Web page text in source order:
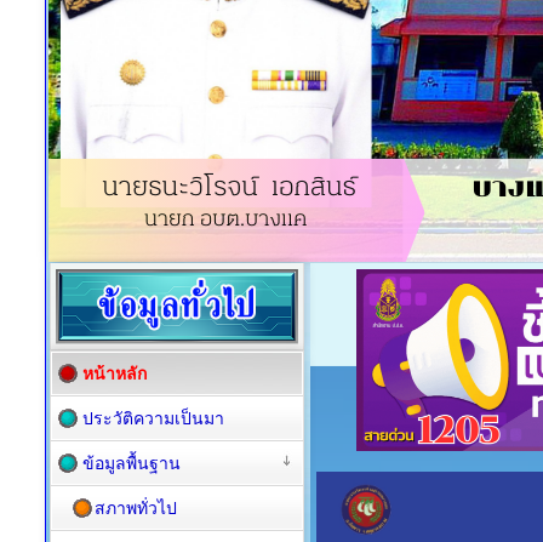
หน้าหลัก
ประวัติความเป็นมา
ข้อมูลพื้นฐาน
สภาพทั่วไป